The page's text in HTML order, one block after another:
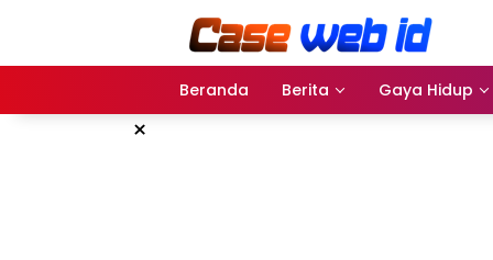
Beranda Berita Gaya Hidup
×